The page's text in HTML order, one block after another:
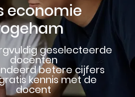
economie
geselecteerde
docenten
betere cijfers
kennis met de
docent